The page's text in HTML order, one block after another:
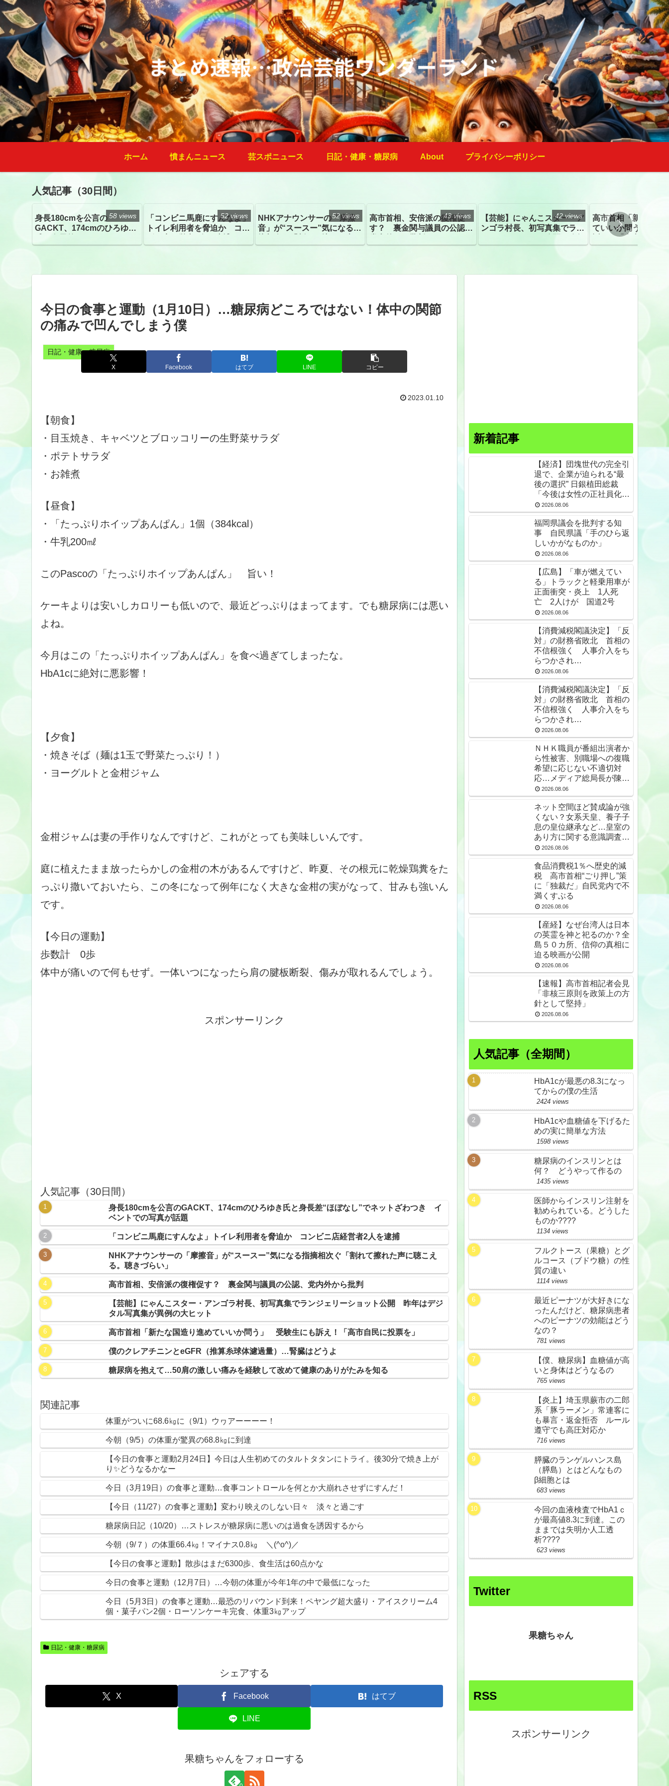
ホーム 憤まんニュース 芸スポニュース 日記・健康・糖尿病 About プライバシーポリシー
人気記事（30日間）
身長180cmを公言の
GACKT、174cmのひろゆき
トざわつき イベントでの写
58 views
「コンビニ馬鹿にすんなよ」
トイレ利用者を脅迫か コン
52 views
NHKアナウンサーの「摩擦
音」が“スースー”気になる指
聴こえる。聴きづらい」
52 views
高市首相、安倍派の復権促
す？ 裏金関与議員の公認、
43 views
【芸能】にゃんこスター・ア
ンゴラ村長、初写真集でラン
はデジタル写真集が異例の大
42 views
高市首相「新たな国
ていいか問う」 受
訴え！「高市自民に
今日の食事と運動（1月10日）…糖尿病どころではない！体中の関節
の痛みで凹んでしまう僕
日記・健康・糖尿病
X Facebook はてブ LINE コピー
2023.01.10
【朝食】
・目玉焼き、キャベツとブロッコリーの生野菜サラダ
・ポテトサラダ
・お雑煮
【昼食】
・「たっぷりホイップあんぱん」1個（384kcal）
・牛乳200㎖
このPascoの「たっぷりホイップあんぱん」 旨い！
ケーキよりは安いしカロリーも低いので、最近どっぷりはまってます。でも糖尿病には悪い
よね。
今月はこの「たっぷりホイップあんぱん」を食べ過ぎてしまったな。
HbA1cに絶対に悪影響！
【夕食】
・焼きそば（麺は1玉で野菜たっぷり！）
・ヨーグルトと金柑ジャム
金柑ジャムは妻の手作りなんですけど、これがとっても美味しいんです。
庭に植えたまま放ったらかしの金柑の木があるんですけど、昨夏、その根元に乾燥鶏糞をた
っぷり撒いておいたら、この冬になって例年になく大きな金柑の実がなって、甘みも強いん
です。
【今日の運動】
歩数計 0歩
体中が痛いので何もせず。一体いつになったら肩の腱板断裂、傷みが取れるんでしょう。
スポンサーリンク
人気記事（30日間）
身長180cmを公言のGACKT、174cmのひろゆき氏と身長差“ほぼなし”でネットざわつき イ
ベントでの写真が話題
「コンビニ馬鹿にすんなよ」トイレ利用者を脅迫か コンビニ店経営者2人を逮捕
NHKアナウンサーの「摩擦音」が“スースー”気になる指摘相次ぐ「割れて擦れた声に聴こえ
る。聴きづらい」
高市首相、安倍派の復権促す？ 裏金関与議員の公認、党内外から批判
【芸能】にゃんこスター・アンゴラ村長、初写真集でランジェリーショット公開 昨年はデジ
タル写真集が異例の大ヒット
高市首相「新たな国造り進めていいか問う」 受験生にも訴え！「高市自民に投票を」
僕のクレアチニンとeGFR（推算糸球体濾過量）…腎臓はどうよ
糖尿病を抱えて…50肩の激しい痛みを経験して改めて健康のありがたみを知る
関連記事
体重がついに68.6㎏に（9/1）ウヮアーーーー！
今朝（9/5）の体重が驚異の68.8㎏に到達
【今日の食事と運動2月24日】今日は人生初めてのタルトタタンにトライ。後30分で焼き上が
り✨どうなるかなー
今日（3月19日）の食事と運動…食事コントロールを何とか大崩れさせずにすんだ！
【今日（11/27）の食事と運動】変わり映えのしない日々 淡々と過ごす
糖尿病日記（10/20）…ストレスが糖尿病に悪いのは過食を誘因するから
今朝（9/７）の体重66.4㎏！マイナス0.8㎏ ＼(^o^)／
【今日の食事と運動】散歩はまだ6300歩、食生活は60点かな
今日の食事と運動（12月7日）…今朝の体重が今年1年の中で最低になった
今日（5月3日）の食事と運動…最恐のリバウンド到来！ペヤング超大盛り・アイスクリーム4
個・菓子パン2個・ローソンケーキ完食、体重3㎏アップ
日記・健康・糖尿病
シェアする
X Facebook はてブ
LINE
果糖ちゃんをフォローする
新着記事
【経済】団塊世代の完全引
退で、企業が迫られる“最
後の選択” 日銀植田総裁
「今後は女性の正社員化と
外国人の人材活用が鍵」
2026.08.06
福岡県議会を批判する知
事 自民県議「手のひら返
しいかがなものか」
2026.08.06
【広島】「車が燃えてい
る」トラックと軽乗用車が
正面衝突・炎上 1人死
亡 2人けが 国道2号
2026.08.06
【消費減税閣議決定】「反
対」の財務省敗北 首相の
不信根強く 人事介入をち
らつかされ…
2026.08.06
【消費減税閣議決定】「反
対」の財務省敗北 首相の
不信根強く 人事介入をち
らつかされ…
2026.08.06
ＮＨＫ職員が番組出演者か
ら性被害、別職場への復職
希望に応じない不適切対
応…メディア総局長が陳謝
🙇‍♂2026.08.06
ネット空間ほど賛成論が強
くない？女系天皇、養子子
息の皇位継承など…皇室の
あり方に関する意識調査で
見えた意外な結果とは
2026.08.06
食品消費税1％へ歴史的減
税 高市首相“ごり押し”策
に「独裁だ」自民党内で不
満くすぶる
2026.08.06
【産経】なぜ台湾人は日本
の英霊を神と祀るのか？全
島５０カ所、信仰の真相に
迫る映画が公開
2026.08.06
【速報】高市首相記者会見
「非核三原則を政策上の方
針として堅持」
2026.08.06
人気記事（全期間）
HbA1cが最悪の8.3になっ
てからの僕の生活
2424 views
HbA1cや血糖値を下げるた
めの実に簡単な方法
1598 views
糖尿病のインスリンとは
何？ どうやって作るの
1435 views
医師からインスリン注射を
勧められている。どうした
ものか????
1134 views
フルクトース（果糖）とグ
ルコース（ブドウ糖）の性
質の違い
1114 views
最近ピーナツが大好きにな
ったんだけど、糖尿病患者
へのピーナツの効能はどう
なの？
781 views
【僕、糖尿病】血糖値が高
いと身体はどうなるの
765 views
【炎上】埼玉県蕨市の二郎
系「豚ラーメン」常連客に
も暴言・返金拒否 ルール
遵守でも高圧対応か
716 views
膵臓のランゲルハンス島
（膵島）とはどんなもの
β細胞とは
683 views
今回の血液検査でHbA1ｃ
が最高値8.3に到達。この
ままでは失明か人工透
析????
623 views
Twitter
果糖ちゃん
RSS
スポンサーリンク